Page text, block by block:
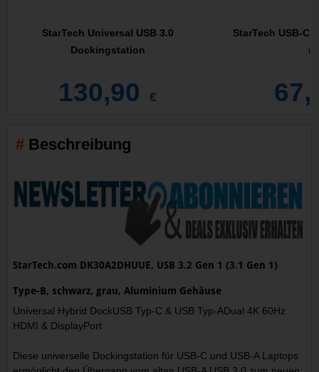
StarTech Universal USB 3.0
Dockingstation
130,90 €
StarTech USB-C
Beschreibung
StarTech.com DK30A2DHUUE, USB 3.2 Gen 1 (3.1 Gen 1)
Type-B, schwarz, grau, Aluminium Gehäuse
Universal Hybrid DockUSB Typ-C & USB Typ-ADual 4K 60Hz
HDMI & DisplayPort
Diese universelle Dockingstation für USB-C und USB-A Laptops